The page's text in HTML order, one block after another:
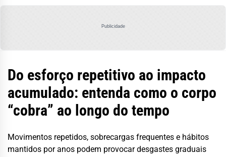
Publicidade
Do esforço repetitivo ao impacto
acumulado: entenda como o corpo
“cobra” ao longo do tempo
Movimentos repetidos, sobrecargas frequentes e hábitos
mantidos por anos podem provocar desgastes graduais